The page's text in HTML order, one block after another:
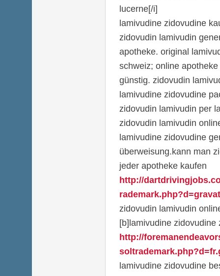
lucerne[/i]
lamivudine zidovudine
zidovudin lamivudin
apotheke. original
schweiz; online
günstig. zidovudin
lamivudine zidovudine
zidovudin lamivudin per
zidovudin lamivudin
lamivudine zidovudine
überweisung.kann man
jeder apotheke kaufen
http://
zidovudin lamivudin
[b]lamivudine zidovudine
http://
lamivudine zidovudine